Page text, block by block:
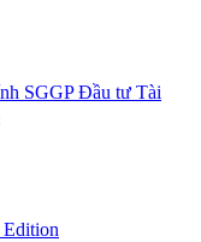
SGGP Đầu tư Tài